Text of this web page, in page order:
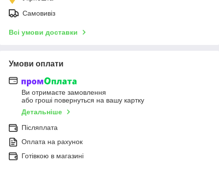
Самовивіз
Всі умови доставки
Умови оплати
Ви отримаєте замовлення
або гроші повернуться на вашу картку
Детальніше
Післяплата
Оплата на рахунок
Готівкою в магазині